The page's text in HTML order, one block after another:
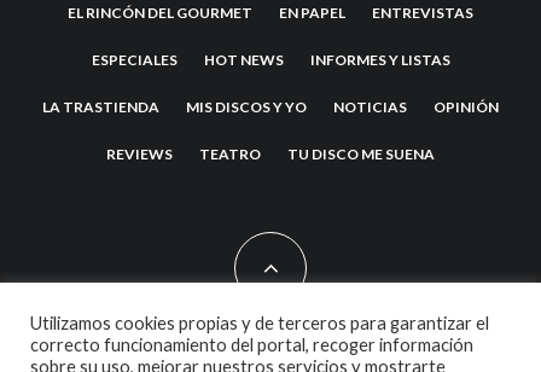
EL RINCÓN DEL GOURMET EN PAPEL ENTREVISTAS
ESPECIALES HOT NEWS INFORMES Y LISTAS
LA TRASTIENDA MIS DISCOS Y YO NOTICIAS OPINIÓN
REVIEWS TEATRO TU DISCO ME SUENA
Utilizamos cookies propias y de terceros para garantizar el
correcto funcionamiento del portal, recoger información
sobre su uso, mejorar nuestros servicios y mostrarte